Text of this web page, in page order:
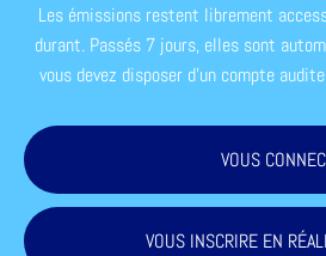
Les émissions restent librement
durant. Passés 7 jours, elles sont
vous devez disposer d'un compte
VOUS
VOUS INSCRIRE EN